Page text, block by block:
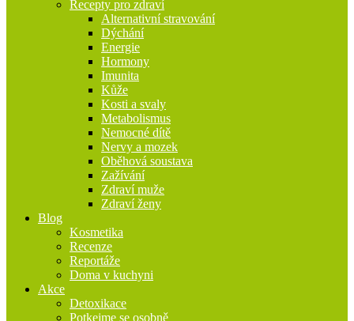
Recepty pro zdraví
Alternativní stravování
Dýchání
Energie
Hormony
Imunita
Kůže
Kosti a svaly
Metabolismus
Nemocné dítě
Nervy a mozek
Oběhová soustava
Zažívání
Zdraví muže
Zdraví ženy
Blog
Kosmetika
Recenze
Reportáže
Doma v kuchyni
Akce
Detoxikace
Potkejme se osobně